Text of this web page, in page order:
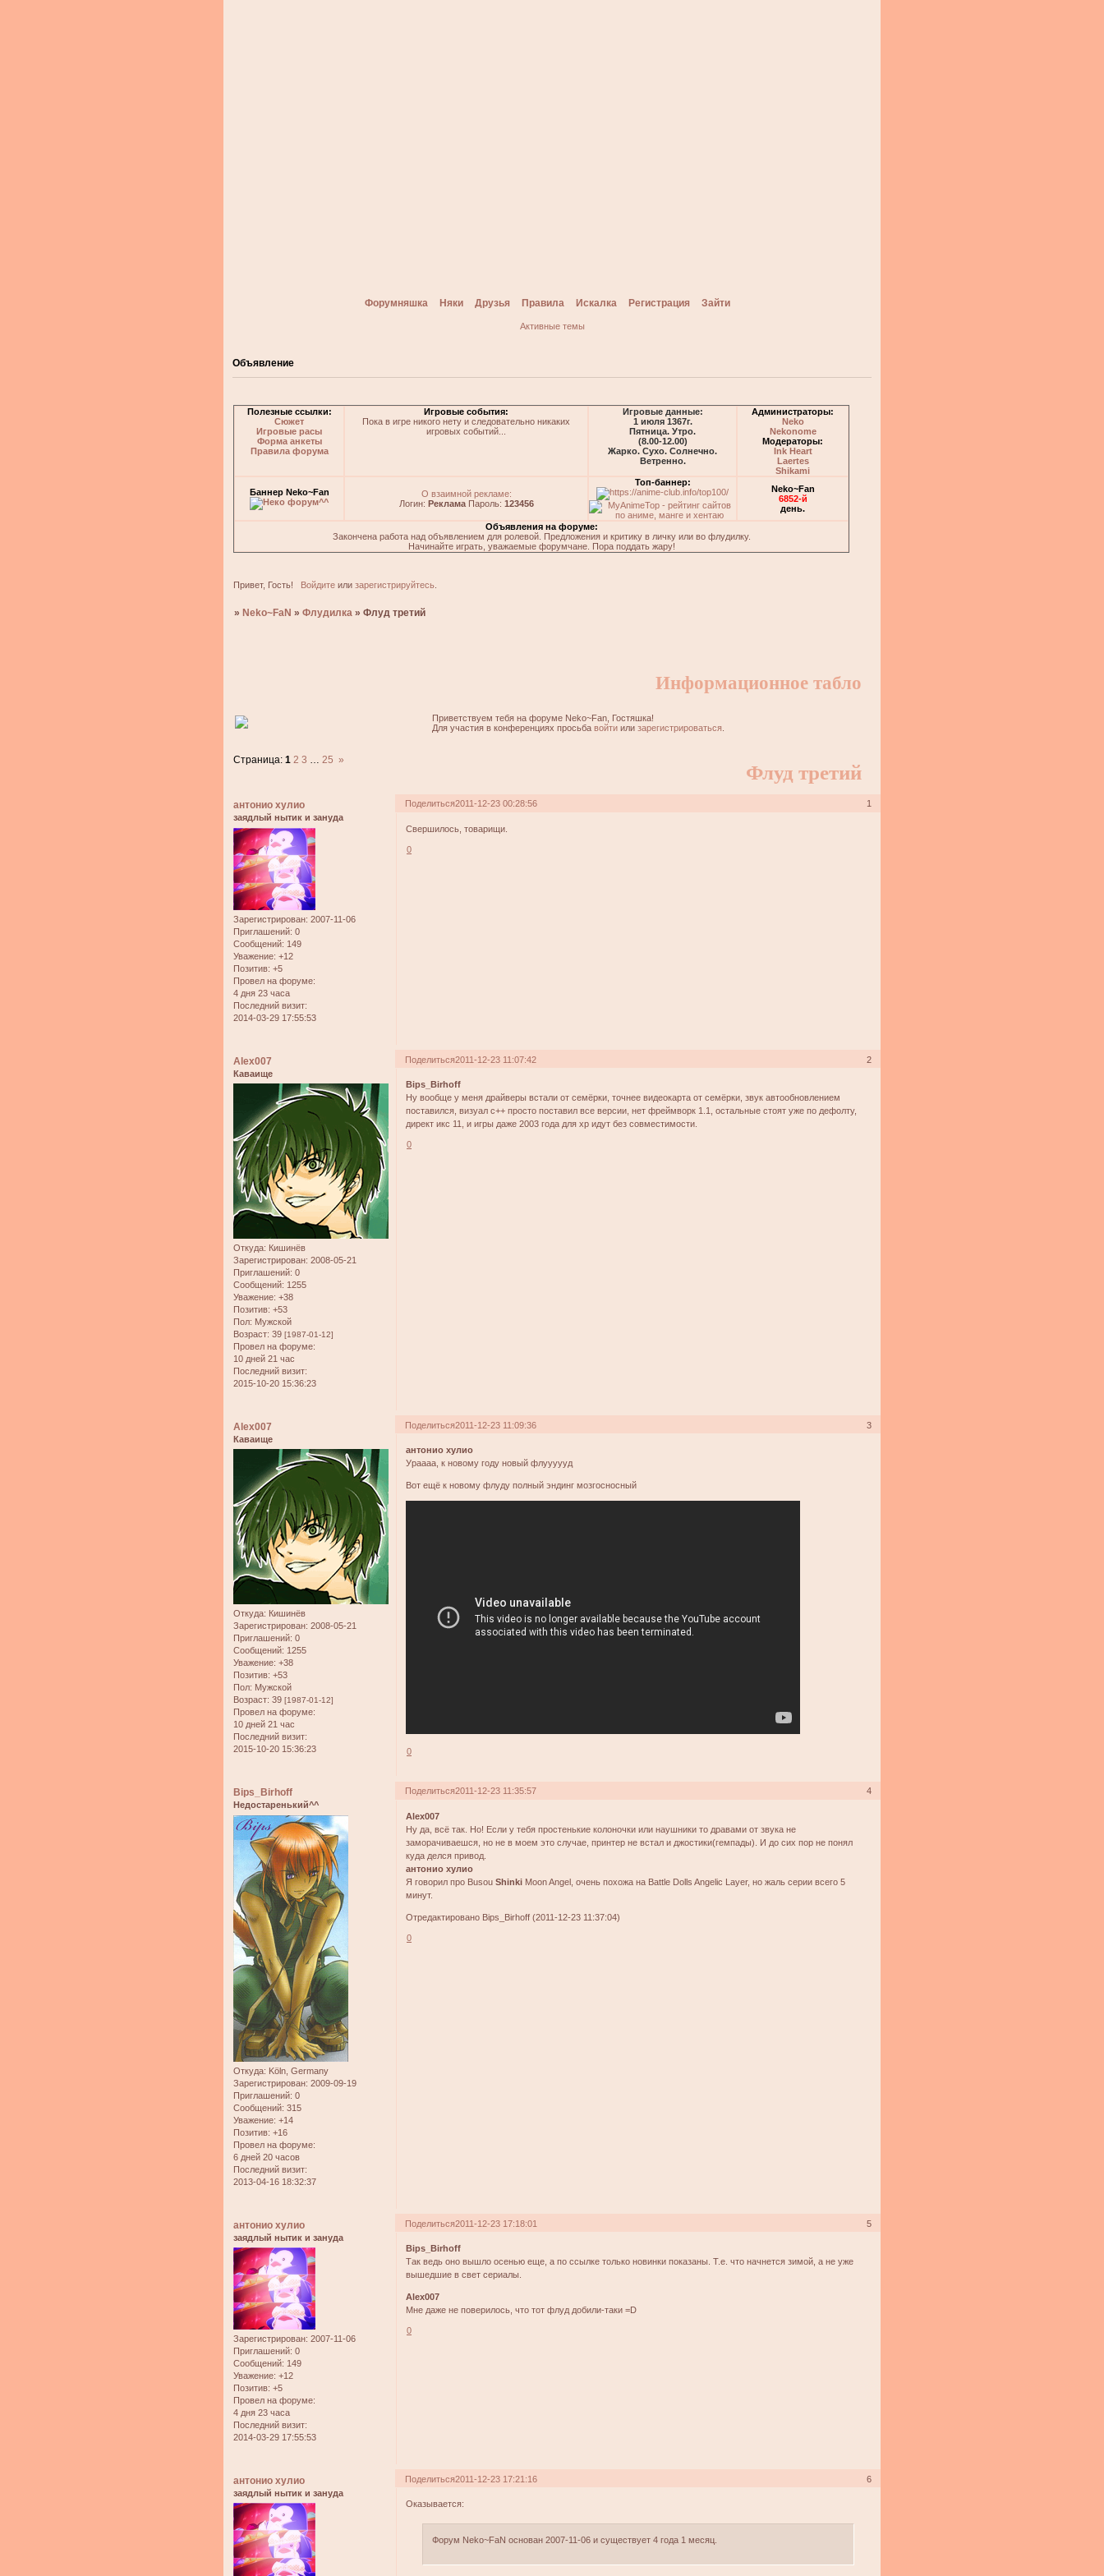
Форумняшка Няки Друзья Правила Искалка Регистрация Зайти
Активные темы
Объявление
Полезные ссылки:
Сюжет
Игровые расы
Форма анкеты
Правила форума
Игровые события:
Пока в игре никого нету и следовательно никаких
игровых событий...
Игровые данные:
1 июля 1367г.
Пятница. Утро.
(8.00-12.00)
Жарко. Сухо. Солнечно.
Ветренно.
Администраторы:
Neko
Nekonome
Модераторы:
Ink Heart
Laertes
Shikami
Баннер Neko~Fan
О взаимной рекламе:
Логин: РекламаПароль: 123456
Топ-баннер:
Neko~Fan
6852-й
день.
Объявления на форуме:
Закончена работа над объявлением для ролевой. Предложения и критику в личку или во флудилку.
Начинайте играть, уважаемые форумчане. Пора поддать жару!
Привет, Гость! Войдитеили зарегистрируйтесь.
» Neko~FaN »Флудилка »Флуд третий
Информационное табло
Приветствуем тебя на форуме Neko~Fan, Гостяшка!
Для участия в конференциях просьба войти или зарегистрироваться
Флуд третий
Страница:1 2 3 … 25 »
Поделиться 1
2011-12-23 00:28:56
антонио хулио
заядлый нытик и зануда
Зарегистрирован: 2007-11-06
Приглашений: 0
Сообщений: 149
Уважение: +12
Позитив: +5
Провел на форуме:
4 дня 23 часа
Последний визит:
2014-03-29 17:55:53
Свершилось, товарищи.
0
Поделиться 2
2011-12-23 11:07:42
Alex007
Каваище
Откуда: Кишинёв
Зарегистрирован: 2008-05-21
Приглашений: 0
Сообщений: 1255
Уважение: +38
Позитив: +53
Пол: Мужской
Возраст: 39 [1987-01-12]
Провел на форуме:
10 дней 21 час
Последний визит:
2015-10-20 15:36:23
Bips_Birhoff
Ну вообще у меня драйверы встали от семёрки, точнее видеокарта от семёрки, звук автообновлением
поставился, визуал с++ просто поставил все версии, нет фреймворк 1.1, остальные стоят уже по дефолту,
директ икс 11, и игры даже 2003 года для хр идут без совместимости.
0
Поделиться 3
2011-12-23 11:09:36
Alex007
Каваище
Откуда: Кишинёв
Зарегистрирован: 2008-05-21
Приглашений: 0
Сообщений: 1255
Уважение: +38
Позитив: +53
Пол: Мужской
Возраст: 39 [1987-01-12]
Провел на форуме:
10 дней 21 час
Последний визит:
2015-10-20 15:36:23
антонио хулио
Ураааа, к новому году новый флуууууд
Вот ещё к новому флуду полный эндинг мозгосносный
0
Поделиться 4
2011-12-23 11:35:57
Bips_Birhoff
Недостаренький^^
Откуда: Köln, Germany
Зарегистрирован: 2009-09-19
Приглашений: 0
Сообщений: 315
Уважение: +14
Позитив: +16
Провел на форуме:
6 дней 20 часов
Последний визит:
2013-04-16 18:32:37
Alex007
Ну да, всё так. Но! Если у тебя простенькие колоночки или наушники то дравами от звука не
заморачиваешся, но не в моем это случае, принтер не встал и джостики(гемпады). И до сих пор не понял
куда делся привод.
антонио хулио
Я говорил про BusouShinki Moon Angel, очень похожа на Battle Dolls Angelic Layer, но жаль серии всего 5
минут.
Отредактировано Bips_Birhoff (2011-12-23 11:37:04)
0
Поделиться 5
2011-12-23 17:18:01
антонио хулио
заядлый нытик и зануда
Зарегистрирован: 2007-11-06
Приглашений: 0
Сообщений: 149
Уважение: +12
Позитив: +5
Провел на форуме:
4 дня 23 часа
Последний визит:
2014-03-29 17:55:53
Bips_Birhoff
Так ведь оно вышло осенью еще, а по ссылке только новинки показаны. Т.е. что начнется зимой, а не уже
вышедшие в свет сериалы.
Alex007
Мне даже не поверилось, что тот флуд добили-таки =D
0
Поделиться 6
2011-12-23 17:21:16
антонио хулио
заядлый нытик и зануда
Оказывается:
Форум Neko~FaN основан 2007-11-06 и существует 4 года 1 месяц.